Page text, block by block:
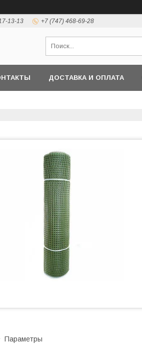
13-13 +7 (747) 468-69-28
ДОСТАВКА И ОПЛАТА
Параметры